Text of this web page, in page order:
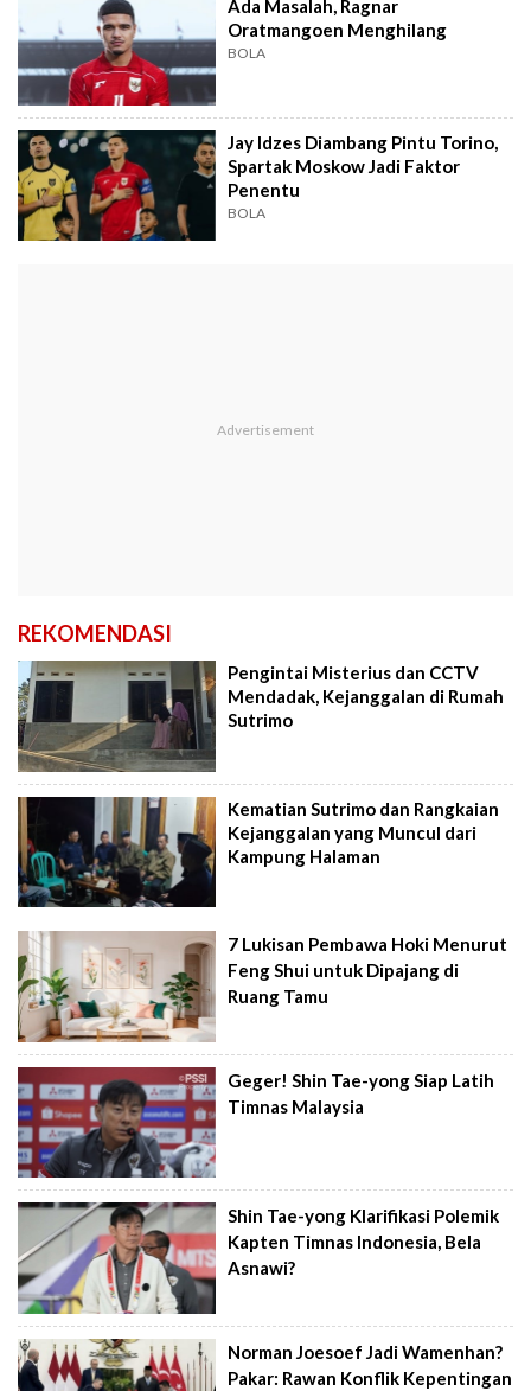
Ada Masalah, Ragnar
Oratmangoen Menghilang
BOLA
Jay Idzes Diambang Pintu Torino,
Spartak Moskow Jadi Faktor
Penentu
BOLA
REKOMENDASI
Pengintai Misterius dan CCTV
Mendadak, Kejanggalan di Rumah
Sutrimo
Kematian Sutrimo dan Rangkaian
Kejanggalan yang Muncul dari
Kampung Halaman
7 Lukisan Pembawa Hoki Menurut
Feng Shui untuk Dipajang di
Ruang Tamu
Geger! Shin Tae-yong Siap Latih
Timnas Malaysia
Shin Tae-yong Klarifikasi Polemik
Kapten Timnas Indonesia, Bela
Asnawi?
Norman Joesoef Jadi Wamenhan?
Pakar: Rawan Konflik Kepentingan